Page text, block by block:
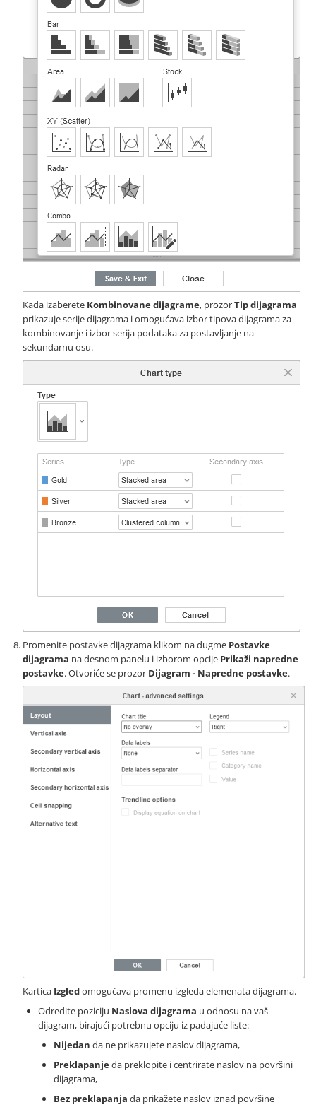
Kada izaberete Kombinovane dijagrame, prozorTip dijagrama
prikazuje serije dijagrama i omogućava izbor tipova dijagrama za
kombinovanje i izbor serija podataka za postavljanje na
sekundarnu osu.
Promenite postavke dijagrama klikom na dugme Postavke
dijagrama na desnom panelu i izborom opcije Prikaži napredne
postavke. Otvoriće se prozor Dijagram - Napredne postavke.
Kartica Izgledomogućava promenu izgleda elemenata dijagrama.
Odredite poziciju Naslova dijagrama u odnosu na vaš
dijagram, birajući potrebnu opciju iz padajuće liste:
Nijedan da ne prikazujete naslov dijagrama,
Preklapanjeda preklopite i centrirate naslov na površini
dijagrama,
Bez preklapanja da prikažete naslov iznad površine